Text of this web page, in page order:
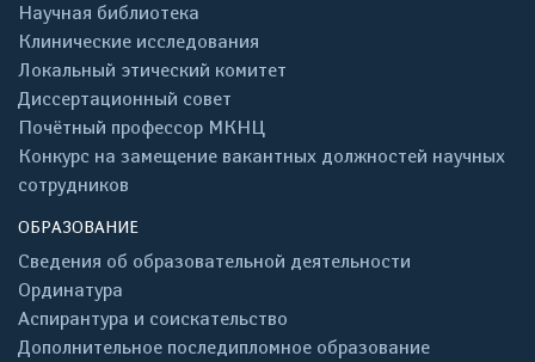
Научная библиотека
Клинические исследования
Локальный этический комитет
Диссертационный совет
Почётный профессор МКНЦ
Конкурс на замещение вакантных должностей научных
сотрудников
ОБРАЗОВАНИЕ
Сведения об образовательной деятельности
Ординатура
Аспирантура и соискательство
Дополнительное последипломное образование